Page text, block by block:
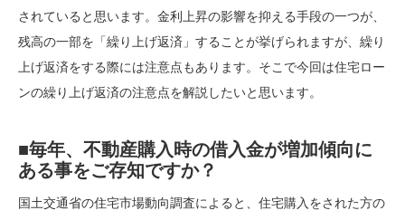
されていると思います。金利上昇の影響を抑える手段の一つが、
残高の一部を「繰り上げ返済」することが挙げられますが、繰り
上げ返済をする際には注意点もあります。そこで今回は住宅ロー
ンの繰り上げ返済の注意点を解説したいと思います。
■毎年、不動産購入時の借入金が増加傾向に
ある事をご存知ですか？
国土交通省の住宅市場動向調査によると、住宅購入をされた方の